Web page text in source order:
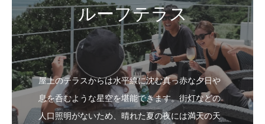
屋上のテラスからは水平線に沈む真っ赤な夕日や
息を呑むような星空を堪能できます。街灯などの
人口照明がないため、晴れた夏の夜には満天の天
の川もテラスから見ることができます。